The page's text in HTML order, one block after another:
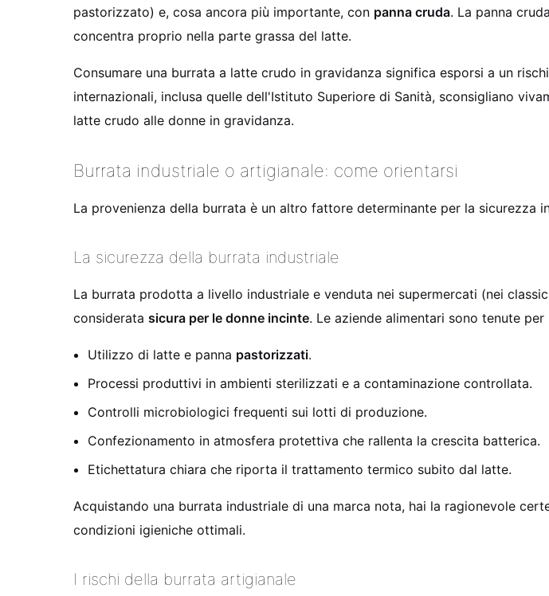
pastorizzato) e, cosa ancora più importante, con panna cruda. La panna
concentra proprio nella parte grassa del latte.
Consumare una burrata a latte crudo in gravidanza significa esporsi a un
internazionali, inclusa quelle dell'Istituto Superiore di Sanità, sconsigliano
latte crudo alle donne in gravidanza.
Burrata industriale o artigianale: come orientarsi
La provenienza della burrata è un altro fattore determinante per la sicurezza
La sicurezza della burrata industriale
La burrata prodotta a livello industriale e venduta nei supermercati (nei
considerata sicura per le donne incinte. Le aziende alimentari sono tenute
Utilizzo di latte e panna pastorizzati.
Processi produttivi in ambienti sterilizzati e a contaminazione controllata.
Controlli microbiologici frequenti sui lotti di produzione.
Confezionamento in atmosfera protettiva che rallenta la crescita batterica.
Etichettatura chiara che riporta il trattamento termico subito dal latte.
Acquistando una burrata industriale di una marca nota, hai la ragionevole
condizioni igieniche ottimali.
I rischi della burrata artigianale